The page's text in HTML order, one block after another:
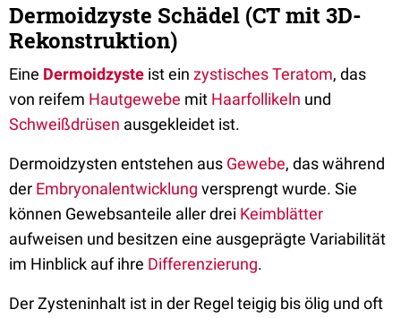
Dermoidzyste Schädel (CT mit 3D-
Rekonstruktion)
Eine Dermoidzyste ist ein zystischesTeratom, das
von reifem Hautgewebe mit Haarfollikeln und
Schweißdrüsen ausgekleidet ist.
Dermoidzysten entstehen aus Gewebe, das während
der Embryonalentwicklung versprengt wurde. Sie
können Gewebsanteile aller drei Keimblätter
aufweisen und besitzen eine ausgeprägte Variabilität
im Hinblick auf ihre Differenzierung.
Der Zysteninhalt ist in der Regel teigig bis ölig und oft